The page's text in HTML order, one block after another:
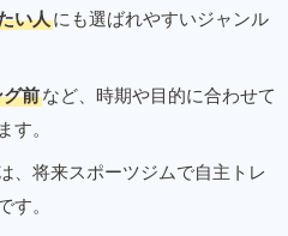
い人にも選ばれやすいジャンル
前など、時期や目的に合わせて
す。
、将来スポーツジムで自主トレ
す。